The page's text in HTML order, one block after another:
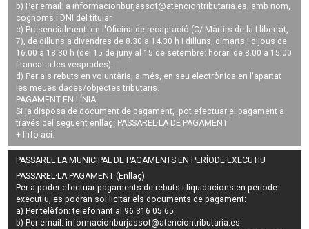
b) Per email: a informacionburjassot@atenciontributaria.es, amb nom,
cognoms i DNI del titular.
c) Presencialment: en l'Oficina de recaptació (C/ Màrtirs de la Llibertat,
7), de dilluns a divendres de 8.30 a 14.30 h i dilluns, dimarts i dijous de
16.00 a 18.30 h (del 15 de juny al 15 de setembre: horari de 8.00 a 15.00
i tancat a les vesprades).
d) Per als rebuts en voluntària, a més, en seu electrònica en l'apartat
les meues dades/objectes tributaris.
PAGAMENT EN LÍNIA:
Si ja disposa de document de pagament, pot efectuar el pagament a
través del següent enllaç: PASSAREL·LA DE PAGAMENT
+ Info ací.
PASSAREL·LA MUNICIPAL DE PAGAMENTS EN PERÍODE EXECUTIU
PASSAREL·LA PAGAMENT (Enllaç)
Per a poder efectuar pagaments derebuts i liquidacions en període
executiu, es podran sol·licitar els documents de pagament:
a) Per telèfon: telefonant al 96 316 05 65.
b) Per email:informacionburjassot@atenciontributaria.es.